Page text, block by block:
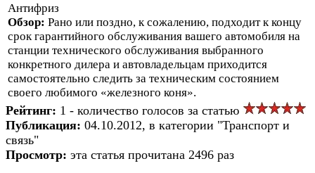
Антифриз
Обзор: Рано или поздно, к сожалению, подходит к концу
срок гарантийного обслуживания вашего автомобиля на
станции технического обслуживания выбранного
конкретного дилера и автовладельцам приходится
самостоятельно следить за техническим состоянием
своего любимого «железного коня».
Рейтинг: 1 - количество голосов за статью
Публикация: 04.10.2012, в категории "Транспорт и
связь"
Просмотр: эта статья прочитана 2496 раз